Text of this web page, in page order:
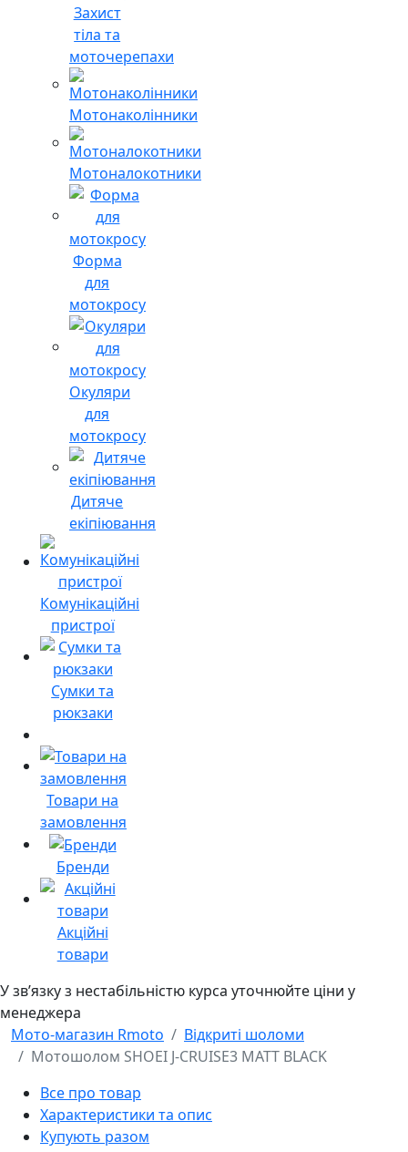
Захист
тіла та
моточерепахи
Мотонаколінники
Мотоналокотники
Форма
для
мотокросу
Окуляри
для
мотокросу
Дитяче
екіпіювання
Комунікаційні
пристрої
Сумки та
рюкзаки
Товари на
замовлення
Бренди
Акційні
товари
У звʼязку з нестабільністю курса уточнюйте ціни у
менеджера
Мото-магазин Rmoto
Відкриті шоломи
Мотошолом SHOEI J-CRUISE3 MATT BLACK
Все про товар
Характеристики та опис
Купують разом